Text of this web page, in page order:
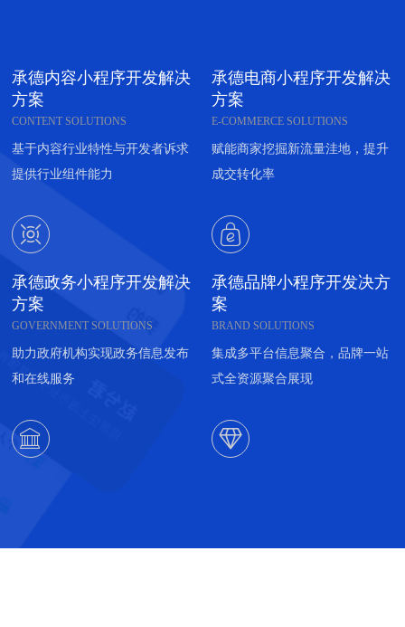
承德内容小程序开发解决
方案
CONTENT SOLUTIONS
基于内容行业特性与开发者诉求
提供行业组件能力

承德电商小程序开发解决
方案
E-COMMERCE SOLUTIONS
赋能商家挖掘新流量洼地，提升
成交转化率

承德政务小程序开发解决
方案
GOVERNMENT SOLUTIONS
助力政府机构实现政务信息发布
和在线服务

承德品牌小程序开发决方
案
BRAND SOLUTIONS
集成多平台信息聚合，品牌一站
式全资源聚合展现
